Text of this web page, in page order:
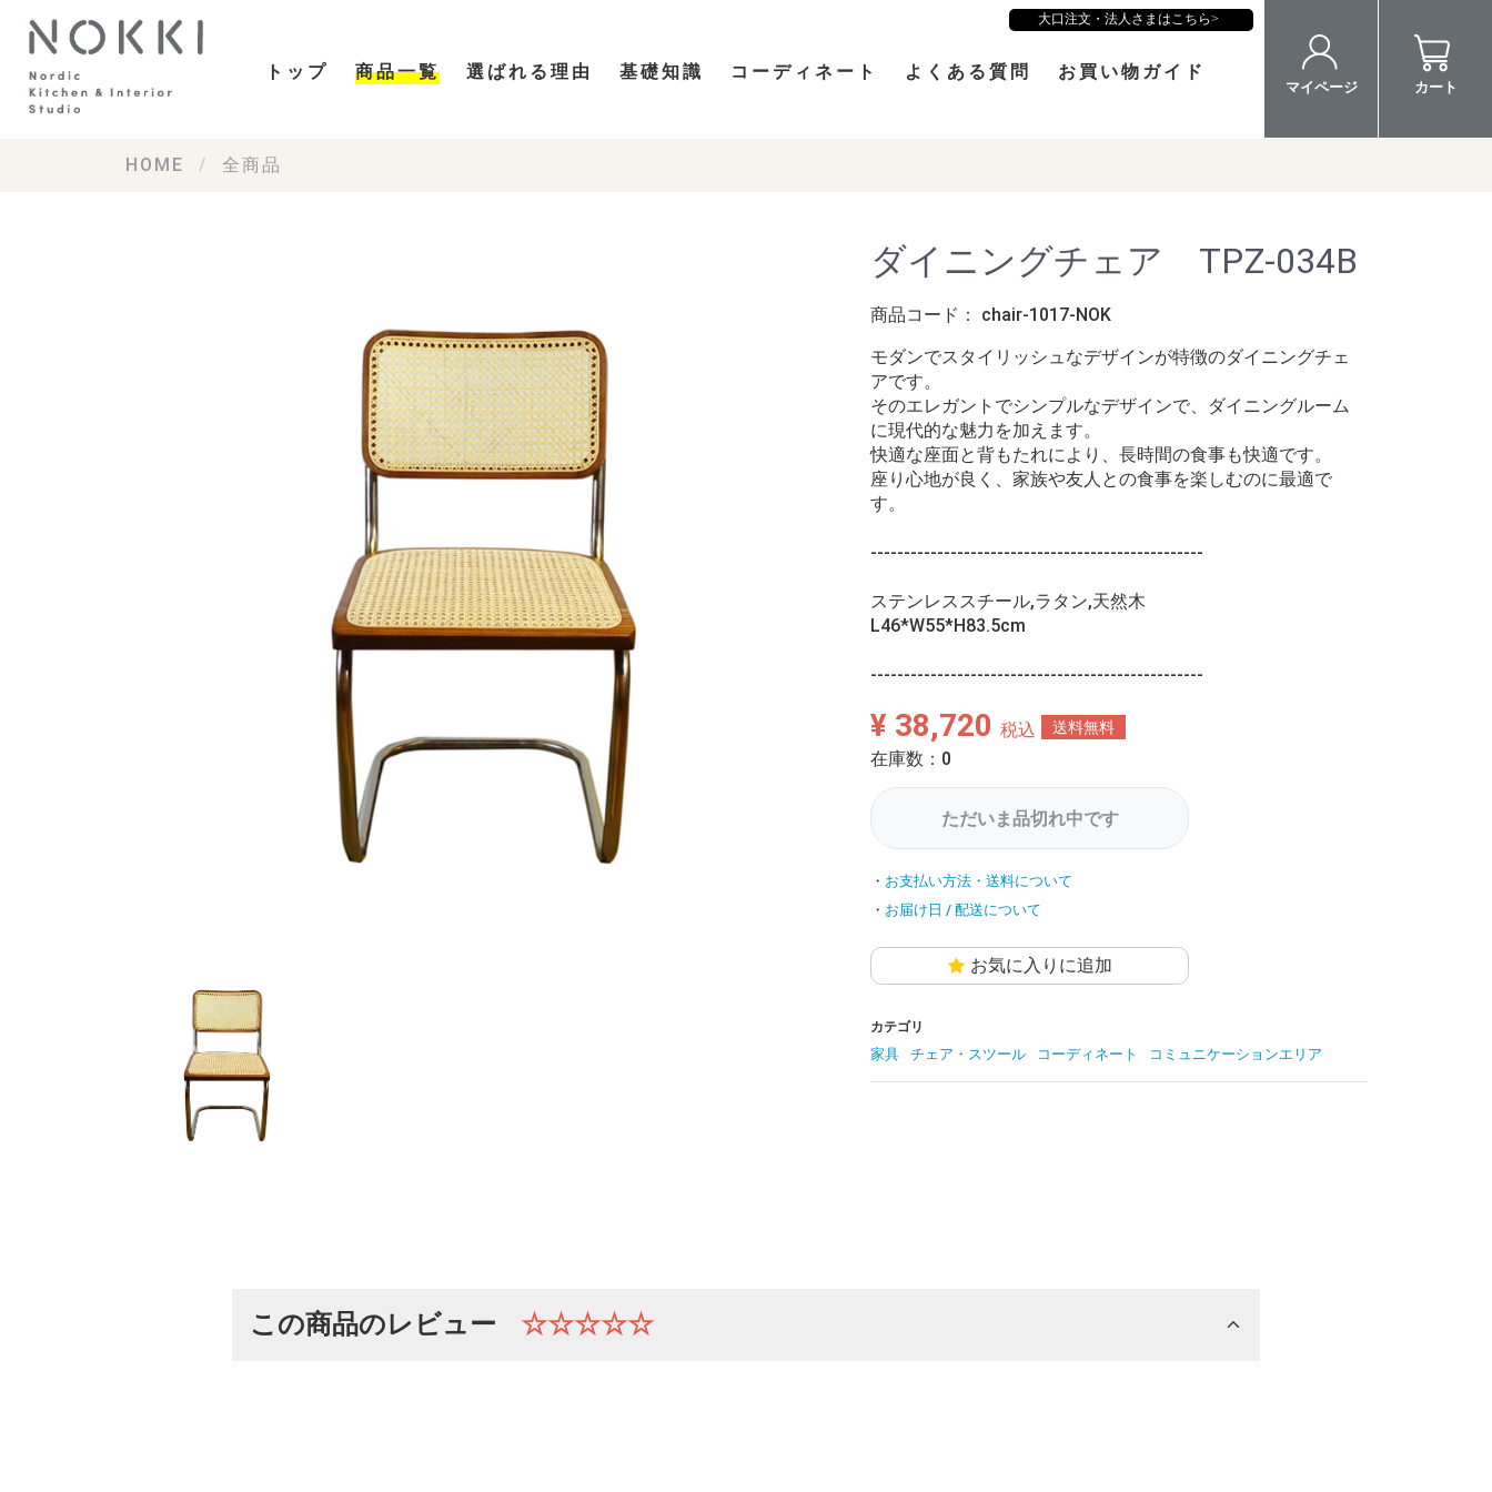
トップ 商品一覧 選ばれる理由 基礎知識 コーディネート よくある質問 お買い物ガイド
大口注文・法人さまはこちら
マイページ カート
HOME 全商品
ダイニングチェア TPZ-034B
商品コード： chair-1017-NOK
モダンでスタイリッシュなデザインが特徴のダイニングチェ
アです。
そのエレガントでシンプルなデザインで、ダイニングルーム
に現代的な魅力を加えます。
快適な座面と背もたれにより、長時間の食事も快適です。
座り心地が良く、家族や友人との食事を楽しむのに最適で
す。
--------------------------------------------------
ステンレススチール,ラタン,天然木
L46*W55*H83.5cm
--------------------------------------------------
¥ 38,720 税込 送料無料
在庫数：0
ただいま品切れ中です
お支払い方法・送料について
お届け日 / 配送について
お気に入りに追加
カテゴリ
家具 チェア・スツール コーディネート コミュニケーションエリア
この商品のレビュー ☆☆☆☆☆